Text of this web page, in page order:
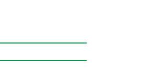
開發出，
使顏色柔和